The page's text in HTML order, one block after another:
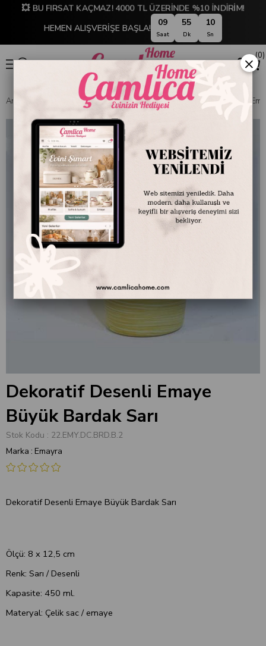
💥 BU FIRSAT KAÇMAZ! 4000 TL ÜZERİNDE %10 İNDİRİM!
HEMEN ALIŞVERİŞE BAŞLA! 09
Saat
55
Dk
09
Sn
0
Anasayfa EMAYE DÜNYASI Kupa ve Bardaklar Dekoratif Desenli
Dekoratif Desenli Emaye
Büyük Bardak Sarı
Stok Kodu
22.EMY.DC.BRD.B.2
Marka : Emayra
Dekoratif Desenli Emaye Büyük Bardak Sarı
Ölçü: 8 x 12,5 cm
Renk: Sarı / Desenli
Kapasite: 450 ml.
Materyal: Çelik sac / emaye
×